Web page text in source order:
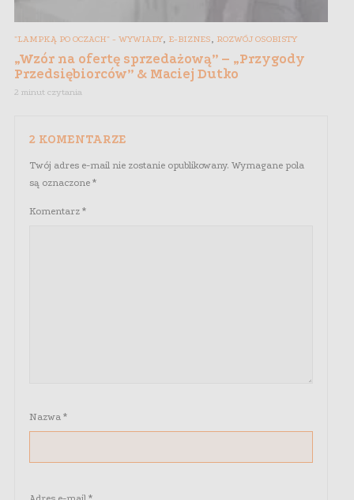
"LAMPKĄ PO OCZACH" - WYWIADY, E-BIZNES ROZWÓJ OSOBISTY
„Wzór na ofertę sprzedażową” – „Przygody
Przedsiębiorców” & Maciej Dutko
2 minut czytania
2 KOMENTARZE
Twój adres e-mail nie zostanie opublikowany. Wymagane pola
są oznaczone *
Komentarz *
Nazwa *